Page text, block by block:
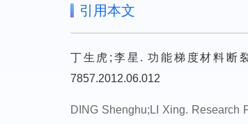
引用本文
丁生虎;李星. 功能梯度材料断
7857.2012.06.012
DING Shenghu;LI Xing. Research